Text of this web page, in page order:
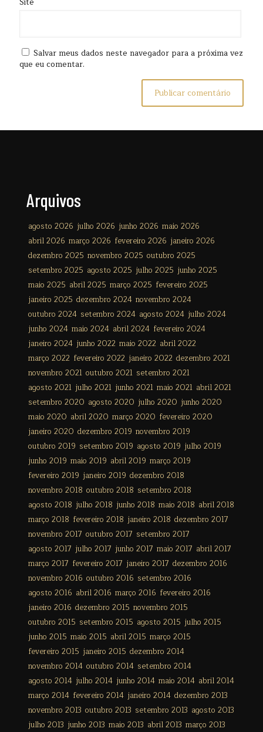
Salvar meus dados neste navegador para a próxima vez
que eu comentar.
Arquivos
agosto 2026 julho 2026 junho 2026 maio 2026
abril 2026 março 2026 fevereiro 2026 janeiro 2026
dezembro 2025 novembro 2025 outubro 2025
setembro 2025 agosto 2025 julho 2025 junho 2025
maio 2025 abril 2025 março 2025 fevereiro 2025
janeiro 2025 dezembro 2024 novembro 2024
outubro 2024 setembro 2024 agosto 2024 julho 2024
junho 2024 maio 2024 abril 2024 fevereiro 2024
janeiro 2024 junho 2022 maio 2022 abril 2022
março 2022 fevereiro 2022 janeiro 2022 dezembro 2021
novembro 2021 outubro 2021 setembro 2021
agosto 2021 julho 2021 junho 2021 maio 2021 abril 2021
setembro 2020 agosto 2020 julho 2020 junho 2020
maio 2020 abril 2020 março 2020 fevereiro 2020
janeiro 2020 dezembro 2019 novembro 2019
outubro 2019 setembro 2019 agosto 2019 julho 2019
junho 2019 maio 2019 abril 2019 março 2019
fevereiro 2019 janeiro 2019 dezembro 2018
novembro 2018 outubro 2018 setembro 2018
agosto 2018 julho 2018 junho 2018 maio 2018 abril 2018
março 2018 fevereiro 2018 janeiro 2018 dezembro 2017
novembro 2017 outubro 2017 setembro 2017
agosto 2017 julho 2017 junho 2017 maio 2017 abril 2017
março 2017 fevereiro 2017 janeiro 2017 dezembro 2016
novembro 2016 outubro 2016 setembro 2016
agosto 2016 abril 2016 março 2016 fevereiro 2016
janeiro 2016 dezembro 2015 novembro 2015
outubro 2015 setembro 2015 agosto 2015 julho 2015
junho 2015 maio 2015 abril 2015 março 2015
fevereiro 2015 janeiro 2015 dezembro 2014
novembro 2014 outubro 2014 setembro 2014
agosto 2014 julho 2014 junho 2014 maio 2014 abril 2014
março 2014 fevereiro 2014 janeiro 2014 dezembro 2013
novembro 2013 outubro 2013 setembro 2013 agosto 2013
julho 2013 junho 2013 maio 2013 abril 2013 março 2013